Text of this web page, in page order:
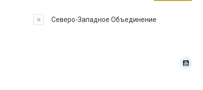
Северо-Западное Объединение